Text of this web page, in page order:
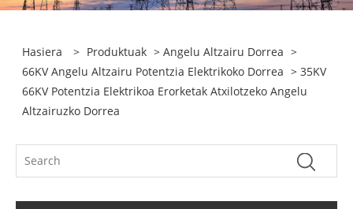
Hasiera > Produktuak >Angelu Altzairu Dorrea >
66KV Angelu Altzairu Potentzia Elektrikoko Dorrea > 35KV
66KV Potentzia Elektrikoa Erorketak Atxilotzeko Angelu
Altzairuzko Dorrea